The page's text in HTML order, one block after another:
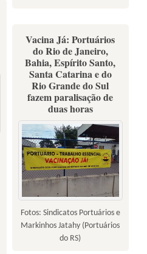
Vacina Já: Portuários
do Rio de Janeiro,
Bahia, Espírito Santo,
Santa Catarina e do
Rio Grande do Sul
fazem paralisação de
duas horas
Fotos: Sindicatos Portuários e
Markinhos Jatahy (Portuários
do RS)